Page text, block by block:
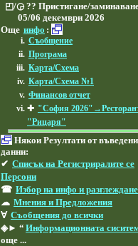
◰/◶ ?? Пристигане/
05/06 декември 2026
Още инфо :
Съобщение
Програма
Карта/Схема
Карта/Схема №1
Финансов отчет
✚ "София
"Рицаря"
Някои Резултати от
данни:
✔ Списък на Регистриралите се
Персони
☎ Избор на инфо и
☁ Мнения и Предложения
∀ Съобщения до всички
◈► “ Информационната
още ...